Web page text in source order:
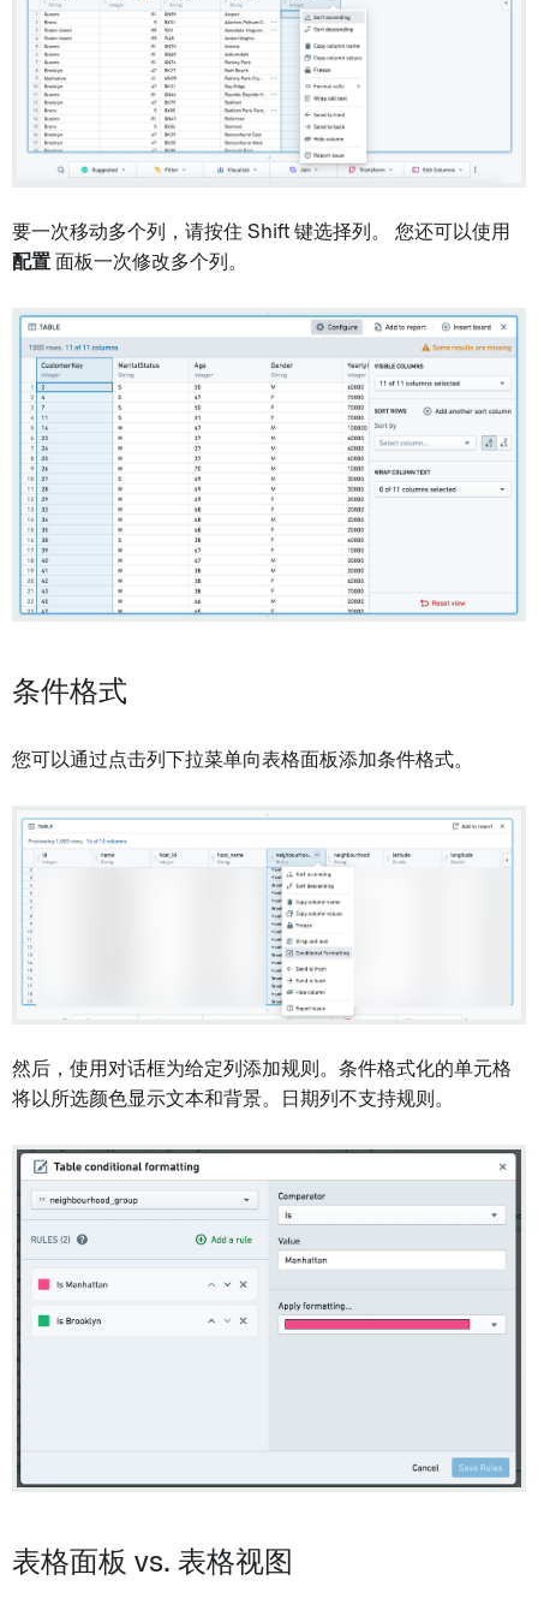
要一次移动多个列，请按住 Shift 键选择列。 您还可以使用
配置 面板一次修改多个列。
条件格式
您可以通过点击列下拉菜单向表格面板添加条件格式。
然后，使用对话框为给定列添加规则。条件格式化的单元格
将以所选颜色显示文本和背景。日期列不支持规则。
表格面板 vs. 表格视图